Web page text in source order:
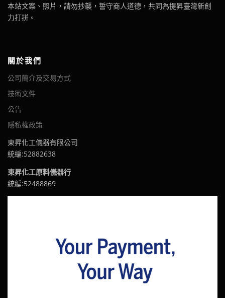
本站文案、照片，請勿抄襲，誓守商人道德，共同為提昇臺灣新創
力打拼。
關於我們
公司簡介及交易方式
技術文件
公告
隱私權政策
東昇化工儀器有限公司
統編:52882638
東昇化工原料儀器行
統編:52488869